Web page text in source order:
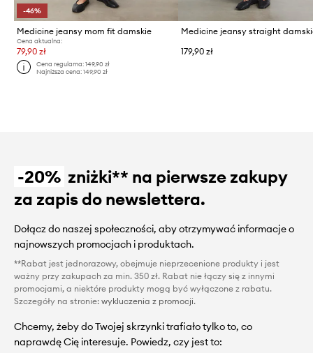
-46%
Medicine jeansy mom fit damskie
Cena aktualna:
79,90 zł
Cena regularna:149,90 zł
Najniższa cena:149,90 zł
Medicine jeansy straight
179,90 zł
-20% zniżki** na pierwsze zakupy
za zapis do newslettera.
Dołącz do naszej społeczności, aby otrzymywać informacje o
najnowszych promocjach i produktach.
**Rabat jest jednorazowy, obejmuje nieprzecenione produkty i jest
ważny przy zakupach za min. 350 zł. Rabat nie łączy się z innymi
promocjami, a niektóre produkty mogą być wyłączone z rabatu.
Szczegóły na stronie: wykluczenia z promocji.
Chcemy, żeby do Twojej skrzynki trafiało tylko to, co
naprawdę Cię interesuje. Powiedz, czy jest to: